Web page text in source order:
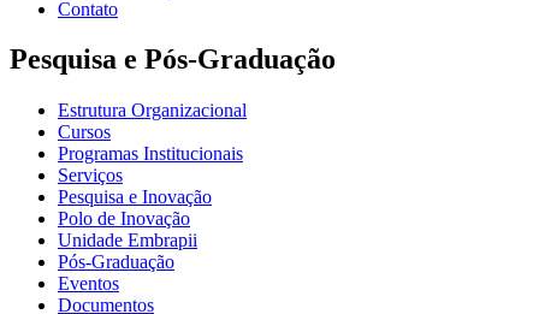
Contato
Pesquisa e Pós-Graduação
Estrutura Organizacional
Cursos
Programas Institucionais
Serviços
Pesquisa e Inovação
Polo de Inovação
Unidade Embrapii
Pós-Graduação
Eventos
Documentos